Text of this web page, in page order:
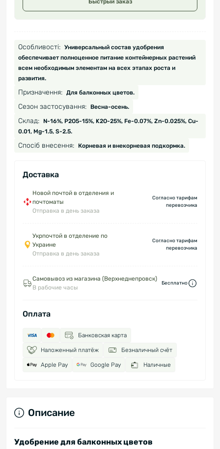
Быстрый заказ
Особливості: Универсальный состав удобрения
обеспечивает полноценное питание контейнерных растений
всем необходимым элементам на всех этапах роста и
развития.
Призначення: Для балконных цветов.
Сезон застосування: Весна-осень.
Склад:
N-16%, P2O5-15%, K2O-25%, Fe-0.07%, Zn-0.025%, Cu-
0.01, Mg-1.5, S-2.5.
Спосіб внесення: Корневая и внекорневая подкормка.
Доставка
Новой почтой в отделения и
почтоматы
Отправка в день заказа
Согласно тарифам
перевозчика
Укрпочтой в отделение по
Украине
Отправка в день заказа
Согласно тарифам
перевозчика
Самовывоз из магазина (Верхнеднепровск)
В рабочие часы
Бесплатно
Оплата
Банковская карта
Наложенный платёж Безналичный счёт
Apple Pay Google Pay Наличные
Описание
Удобрение для балконных цветов